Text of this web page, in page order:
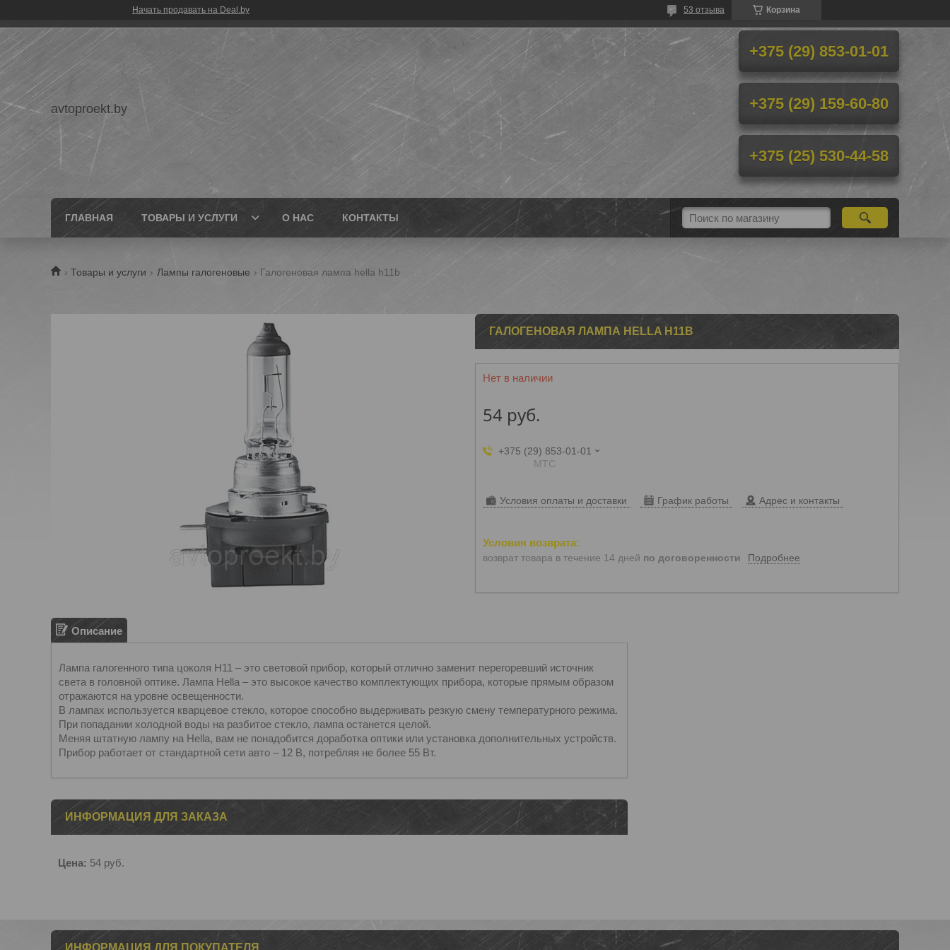
Начать продавать на Deal.by Корзина
53 отзыва
avtoproekt.by
+375 (29) 853-01-01
+375 (29) 159-60-80
+375 (25) 530-44-58
ГЛАВНАЯ ТОВАРЫ И УСЛУГИ О НАС КОНТАКТЫ
Товары и услуги Лампы галогеновые Галогеновая лампа hella h11b
ГАЛОГЕНОВАЯ ЛАМПА HELLA H11B
Нет в наличии
54 руб.
+375 (29) 853-01-01
МТС
Условия оплаты и доставки График работы Адрес и контакты
возврат товара в течение 14 дней по договоренности Подробнее
Описание
Лампа галогенного типа цоколя Н11 – это световой прибор, который отлично заменит перегоревший источник
света в головной оптике. Лампа Hella – это высокое качество комплектующих прибора, которые прямым образом
отражаются на уровне освещенности.
В лампах используется кварцевое стекло, которое способно выдерживать резкую смену температурного режима.
При попадании холодной воды на разбитое стекло, лампа останется целой.
Меняя штатную лампу на Hella, вам не понадобится доработка оптики или установка дополнительных устройств.
Прибор работает от стандартной сети авто – 12 В, потребляя не более 55 Вт.
ИНФОРМАЦИЯ ДЛЯ ЗАКАЗА
Цена: 54 руб.
ИНФОРМАЦИЯ ДЛЯ ПОКУПАТЕЛЯ